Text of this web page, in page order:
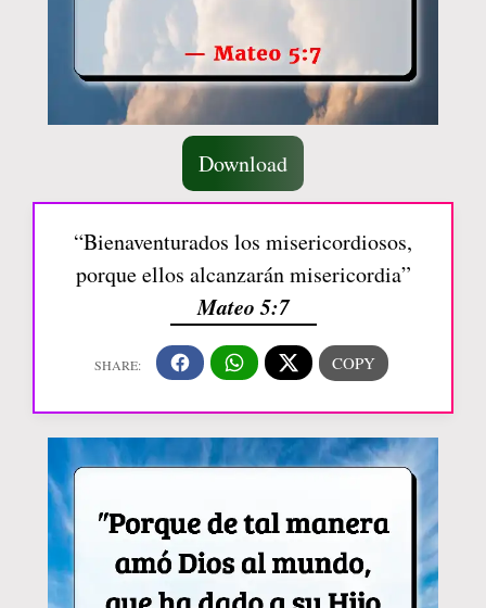
Download
“Bienaventurados los misericordiosos,
porque ellos alcanzarán misericordia”
Mateo 5:7